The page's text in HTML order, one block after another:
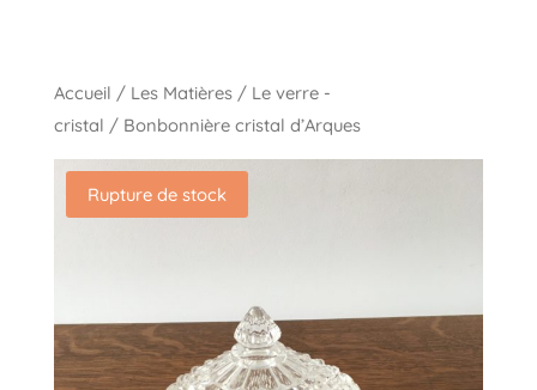
Accueil / Les Matières/ Le verre -
cristal / Bonbonnière cristal d’Arques
Rupture de stock